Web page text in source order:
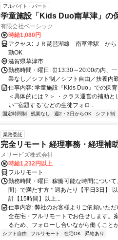
アルバイト・パート
学童施設「Kids Duo南草津」の
有限会社ベーシック
時給1,080円
アクセス: ＪＲ琵琶湖線 南草津駅 から 徒歩20分 公共交通機関OK、バイク通
勤OK
滋賀県草津市
勤務時間・曜日: ⏰️13:30～20:00の内、
業なし／シフト制／シフト自由／扶養内
仕事内容: 学童施設『Kids Duo』での保
＜具体的には？＞ ・クラス運営の補助と
い””宿題する”などの生徒フォロ...
固定時間制 残業なし 週2・3日からOK シフト制
業務委託
完全リモート 経理事務・経理補
メリービズ株式会社
時給1,232円以上
フルリモート
勤務時間・曜日: 稼働可能な時間につい
間）で満たす方 * 週あたり【平日3日】
計【15時間】以上...
仕事内容: 弊社のお客様よりご依頼いた
全在宅・フルリモートでお任せします。
るため、フォローし合いながら働くこと
シフト自由 フルリモート 在宅OK 昇給あり